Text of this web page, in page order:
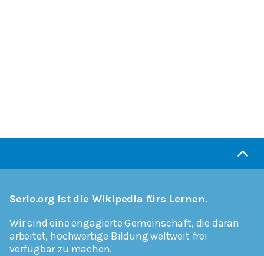
Serlo.org ist die Wikipedia fürs Lernen.
Wir sind eine engagierte Gemeinschaft, die daran
arbeitet, hochwertige Bildung weltweit frei
verfügbar zu machen.